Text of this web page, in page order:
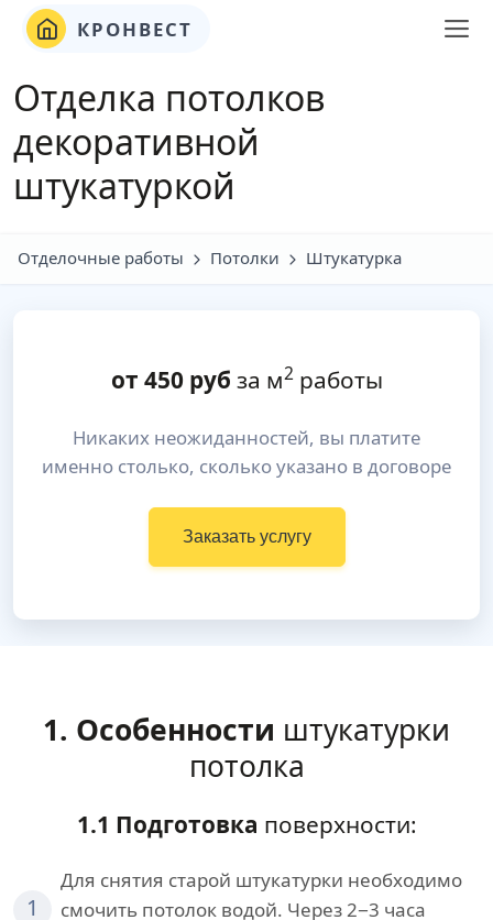
КРОНВЕСТ
Отделка потолков
декоративной
штукатуркой
Отделочные работы Потолки Штукатурка
от 450руб за м2работы
Никаких неожиданностей, вы платите
именно столько, сколько указано в договоре
Заказать услугу
1. Особенности штукатурки
потолка
1.1 Подготовка поверхности:
1
Для снятия старой штукатурки необходимо
смочить потолок водой. Через 2−3 часа